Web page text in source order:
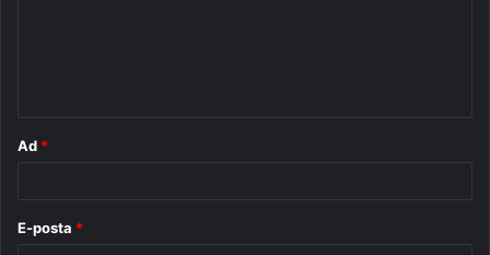
Ad *
E-posta *